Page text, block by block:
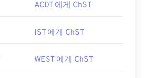
ACDT 에게 ChST
IST 에게 ChST
WEST 에게 ChST